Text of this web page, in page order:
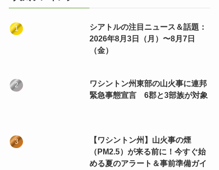
シアトルの注目ニュース＆話題：
2026年8月3日（月）〜8月7日
（金）
ワシントン州東部の山火事に連邦
緊急事態宣言 6郡と3部族が対象
【ワシントン州】山火事の煙
（PM2.5）が来る前に！今すぐ始
める夏のアラート＆事前準備ガイ